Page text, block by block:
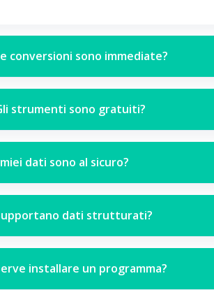
conversioni sono immediate?
strumenti sono gratuiti?
dati sono al sicuro?
dati strutturati?
installare un programma?